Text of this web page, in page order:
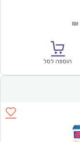
₪
הוספה לסל